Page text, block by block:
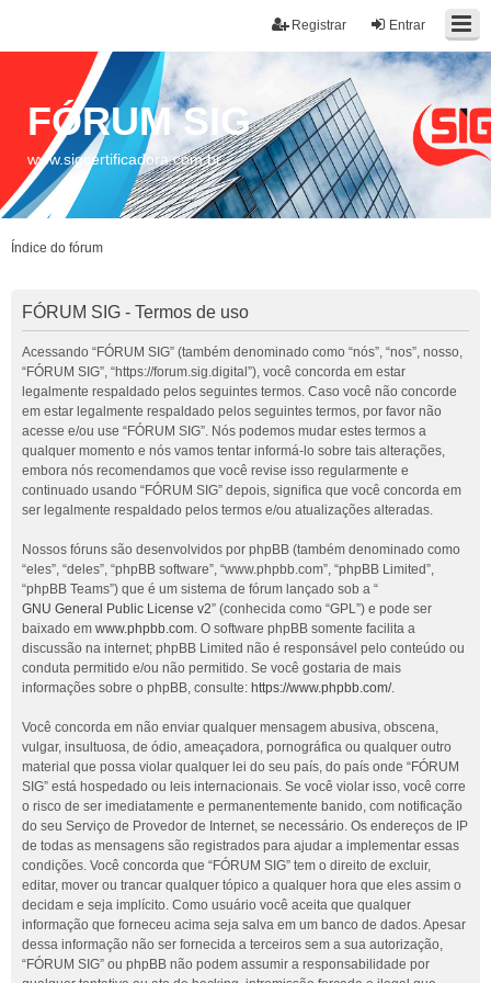
Entrar
Registrar
FÓRUM SIG
www.sigcertificadora.com.br
Índice do fórum
FÓRUM SIG - Termos de uso
Acessando “FÓRUM SIG” (também denominado como “nós”, “nos”, nosso,
“FÓRUM SIG”, “https://forum.sig.digital”), você concorda em estar
legalmente respaldado pelos seguintes termos. Caso você não concorde
em estar legalmente respaldado pelos seguintes termos, por favor não
acesse e/ou use “FÓRUM SIG”. Nós podemos mudar estes termos a
qualquer momento e nós vamos tentar informá-lo sobre tais alterações,
embora nós recomendamos que você revise isso regularmente e
continuado usando “FÓRUM SIG” depois, significa que você concorda em
ser legalmente respaldado pelos termos e/ou atualizações alteradas.
Nossos fóruns são desenvolvidos por phpBB (também denominado como
“eles”, “deles”, “phpBB software”, “www.phpbb.com”, “phpBB Limited”,
“phpBB Teams”) que é um sistema de fórum lançado sob a “
GNU General Public License v2” (conhecida como “GPL”) e pode ser
baixado em www.phpbb.com. O software phpBB somente facilita a
discussão na internet; phpBB Limited não é responsável pelo conteúdo ou
conduta permitido e/ou não permitido. Se você gostaria de mais
informações sobre o phpBB, consulte: https://www.phpbb.com/.
Você concorda em não enviar qualquer mensagem abusiva, obscena,
vulgar, insultuosa, de ódio, ameaçadora, pornográfica ou qualquer outro
material que possa violar qualquer lei do seu país, do país onde “FÓRUM
SIG” está hospedado ou leis internacionais. Se você violar isso, você corre
o risco de ser imediatamente e permanentemente banido, com notificação
do seu Serviço de Provedor de Internet, se necessário. Os endereços de IP
de todas as mensagens são registrados para ajudar a implementar essas
condições. Você concorda que “FÓRUM SIG” tem o direito de excluir,
editar, mover ou trancar qualquer tópico a qualquer hora que eles assim o
decidam e seja implícito. Como usuário você aceita que qualquer
informação que forneceu acima seja salva em um banco de dados. Apesar
dessa informação não ser fornecida a terceiros sem a sua autorização,
“FÓRUM SIG” ou phpBB não podem assumir a responsabilidade por